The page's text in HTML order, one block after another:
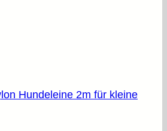
Hundeleine 2m für kleine